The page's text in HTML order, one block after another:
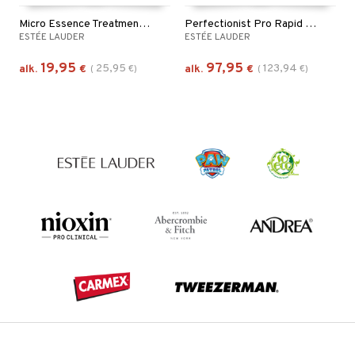
Micro Essence Treatment Lotion Bio Ferment
ESTÉE LAUDER
alk. 19,95 € ( 25,95 €)
Perfectionist Pro Rapid Firm + Lift Serum
ESTÉE LAUDER
alk. 97,95 € ( 123,94 €)